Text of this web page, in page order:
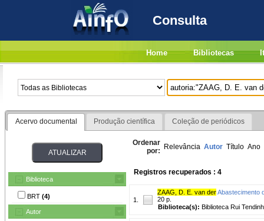
Consulta
Home Bibliotecas
Acervo documental Produção científica Coleção de periódicos
Biblioteca
BRT (4)
Autor
Ordenar
por: Relevância Autor Título Ano
Registros recuperados : 4
1.
ZAAG, D. E. van derAbastecimento
20 p.
Biblioteca(s): Biblioteca Rui